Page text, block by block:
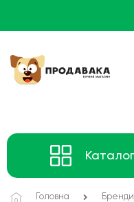
Головна Бренди